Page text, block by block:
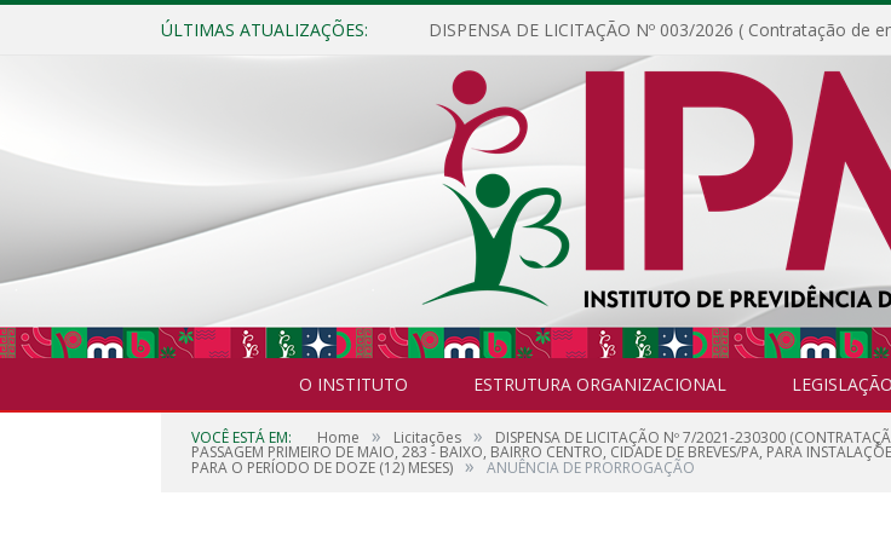
ÚLTIMAS ATUALIZAÇÕES:
O INSTITUTO ESTRUTURA ORGANIZACIONAL LEGISLAÇÃO
VOCÊ ESTÁ EM: Home » Licitações » DISPENSA DE LICITAÇÃO Nº 7/2021-230300
PASSAGEM PRIMEIRO DE MAIO, 283 - BAIXO, BAIRRO CENTRO, CIDADE DE BREVES/PA, PARA
PARA O PERÍODO DE DOZE (12) MESES) » ANUÊNCIA DE PRORROGAÇÃO